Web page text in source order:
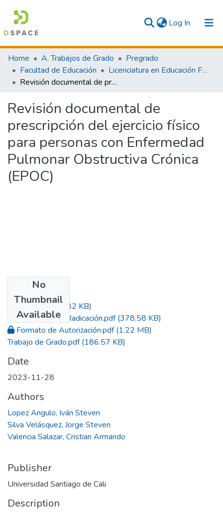
Log In (current)
Communities & Collections
Home A. Trabajos de Grado
Pregrado
Facultad de Educación
Licenciatura en Educación Física y Deporte
Revisión documental de prescripción del ejercicio físico para personas con Enfermedad Pulmonar Obstructiva Crónica (EPOC)
Revisión documental de
prescripción del ejercicio físico
para personas con Enfermedad
Pulmonar Obstructiva Crónica
(EPOC)
No
Thumbnail
Available
Acta.pdf(545.82 KB)
Constancia de Radicación.pdf(378.58 KB)
Formato de Autorización.pdf(1.22 MB)
Trabajo de Grado.pdf(186.57 KB)
Date
2023-11-28
Authors
Lopez Angulo, Iván Steven
Silva Velásquez, Jorge Steven
Valencia Salazar, Cristian Armando
Publisher
Universidad Santiago de Cali
Description